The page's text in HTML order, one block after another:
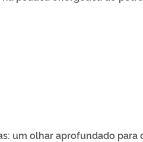
um olhar aprofundado